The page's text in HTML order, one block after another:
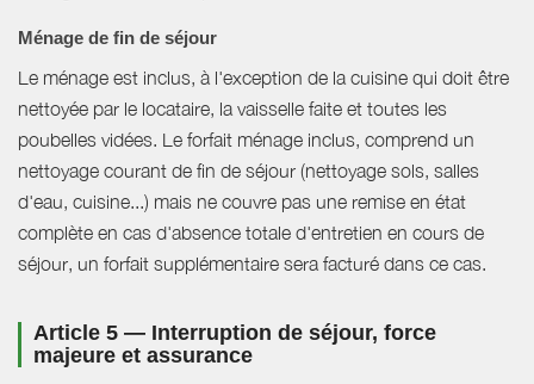
Ménage de fin de séjour
Le ménage est inclus, à l'exception de la cuisine qui doit être
nettoyée par le locataire, la vaisselle faite et toutes les
poubelles vidées. Le forfait ménage inclus, comprend un
nettoyage courant de fin de séjour (nettoyage sols, salles
d'eau, cuisine...) mais ne couvre pas une remise en état
complète en cas d'absence totale d'entretien en cours de
séjour, un forfait supplémentaire sera facturé dans ce cas.
Article 5 — Interruption de séjour, force
majeure et assurance